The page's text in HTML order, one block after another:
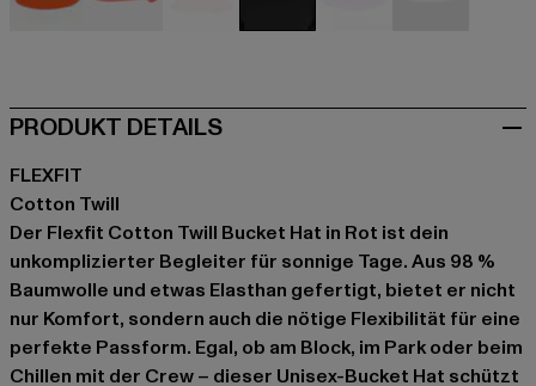
PRODUKT DETAILS
FLEXFIT
Cotton Twill
Der Flexfit Cotton Twill Bucket Hat in Rot ist dein
unkomplizierter Begleiter für sonnige Tage. Aus 98 %
Baumwolle und etwas Elasthan gefertigt, bietet er nicht
nur Komfort, sondern auch die nötige Flexibilität für eine
perfekte Passform. Egal, ob am Block, im Park oder beim
Chillen mit der Crew – dieser Unisex-Bucket Hat schützt